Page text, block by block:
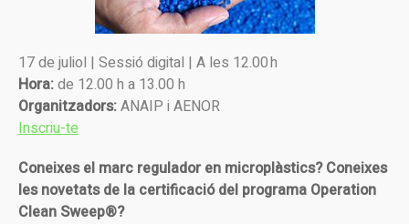
17 de juliol | Sessió digital | A les 12.00 h
Hora:de 12.00 h a 13.00 h
Organitzadors:ANAIP i AENOR
Inscriu-te
Coneixes el marc regulador en microplàstics? Coneixes
les novetats de la certificació del programa Operation
Clean Sweep®?